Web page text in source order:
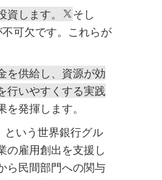
します。
そし
可欠です。これらが
を供給し、資源が効
行いやすくする実践
発揮します。
という世界銀行グル
の雇用創出を支援し
ら民間部門への関与